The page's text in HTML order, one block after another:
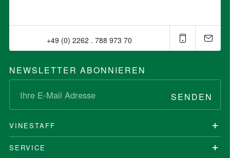
+49 (0) 2262 . 788 973 70⁠
NEWSLETTER ABONNIEREN
SENDEN
VINESTAFF
SERVICE